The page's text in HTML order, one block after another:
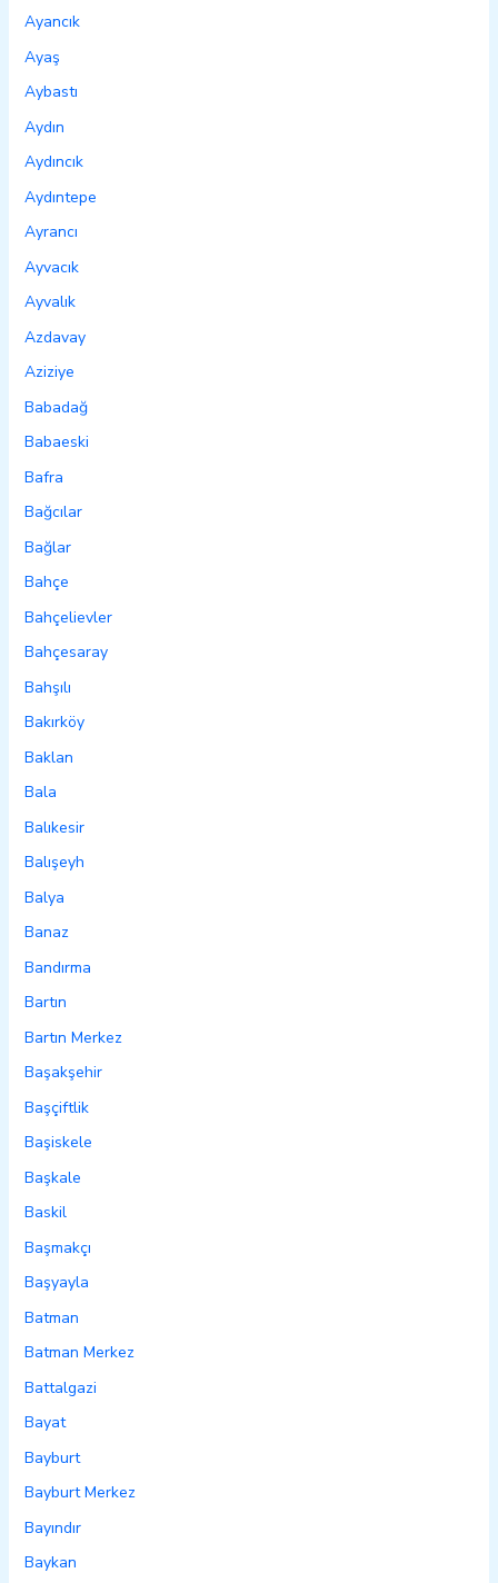
Ayancık
Ayaş
Aybastı
Aydın
Aydıncık
Aydıntepe
Ayrancı
Ayvacık
Ayvalık
Azdavay
Aziziye
Babadağ
Babaeski
Bafra
Bağcılar
Bağlar
Bahçe
Bahçelievler
Bahçesaray
Bahşılı
Bakırköy
Baklan
Bala
Balıkesir
Balışeyh
Balya
Banaz
Bandırma
Bartın
Bartın Merkez
Başakşehir
Başçiftlik
Başiskele
Başkale
Baskil
Başmakçı
Başyayla
Batman
Batman Merkez
Battalgazi
Bayat
Bayburt
Bayburt Merkez
Bayındır
Baykan